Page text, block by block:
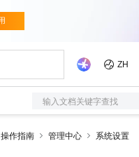
输入文档关键字查找
操作指南 管理中心
系统设置